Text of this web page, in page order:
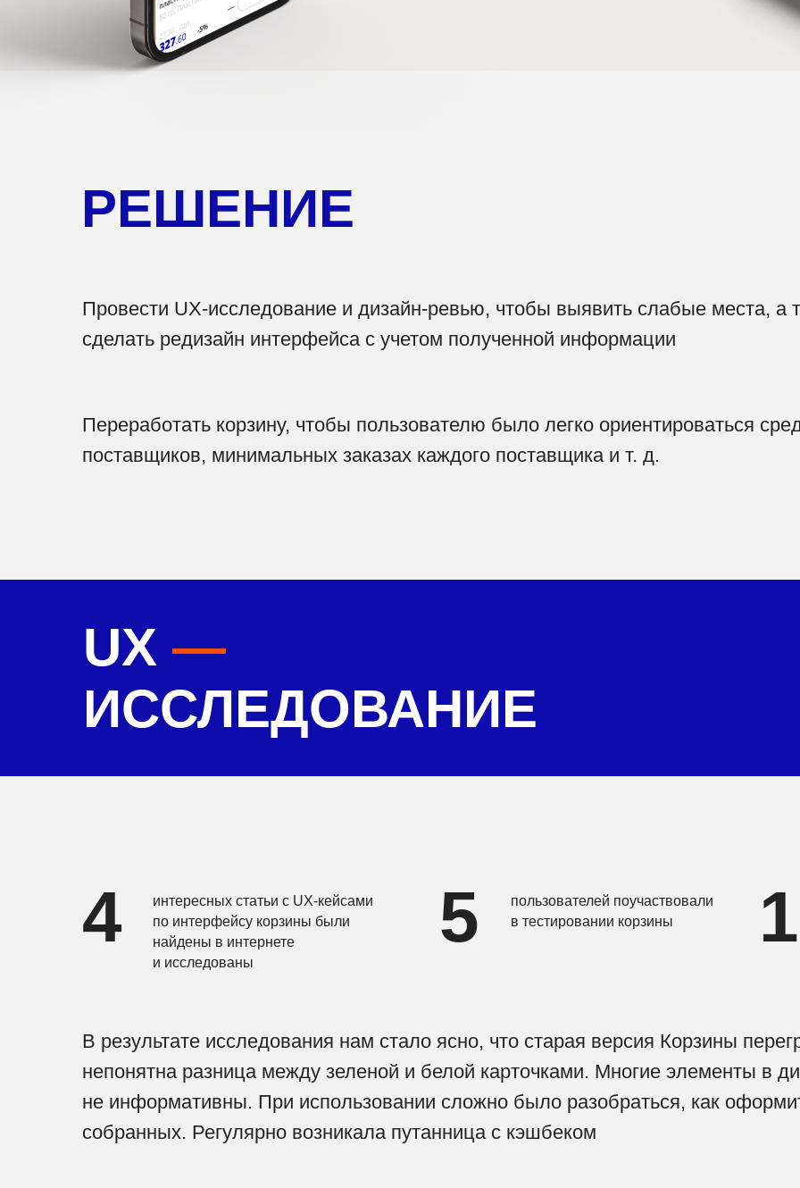
РЕШЕНИЕ
Провести UX-исследование и дизайн-ревью, чтобы выявить слабые места, а
сделать редизайн интерфейса с учетом полученной информации
Переработать корзину, чтобы пользователю было легко ориентироваться
поставщиков, минимальных заказах каждого поставщика и т. д.
UX —
ИССЛЕДОВАНИЕ
4
интересных статьи с UX-кейсами
по интерфейсу корзины были
найдены в интернете
и исследованы
5
пользователей поучаствовали
в тестировании корзины
В результате исследования нам стало ясно, что старая версия Корзины
непонятна разница между зеленой и белой карточками. Многие элементы в
не информативны. При использовании сложно было разобраться, как
собранных. Регулярно возникала путанница с кэшбеком